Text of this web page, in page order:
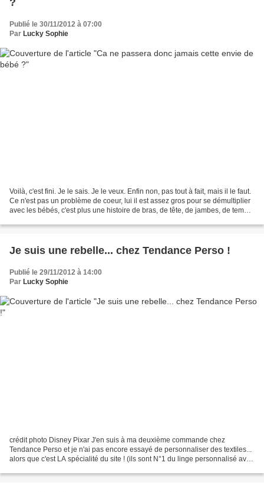
Publié le 30/11/2012 à 07:00
Par Lucky Sophie
Voilà, c'est fini. Je le sais. Je le veux. Enfin non, pas tout à fait, mais il le faut.
Ce n'est pas un problème de coeur, lui il est assez gros pour se démultiplier
avec les bébés, c'est plus une histoire de bras, de tête, de jambes, de temps,
Je suis une rebelle... chez Tendance Perso !
Publié le 29/11/2012 à 14:00
Par Lucky Sophie
crédit photo Disney Pixar J'en suis à ma deuxième commande chez
Tendance Perso et je n'ai pas encore essayé de personnaliser des textiles...
alors que c'est LA spécialité du site ! (ils sont N°1 du linge personnalisé avec